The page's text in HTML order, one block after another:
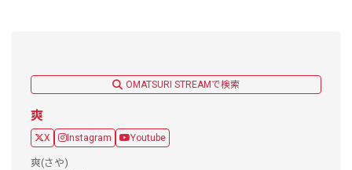
OMATSURI STREAMで検索
爽
X Instagram Youtube
爽(さや)